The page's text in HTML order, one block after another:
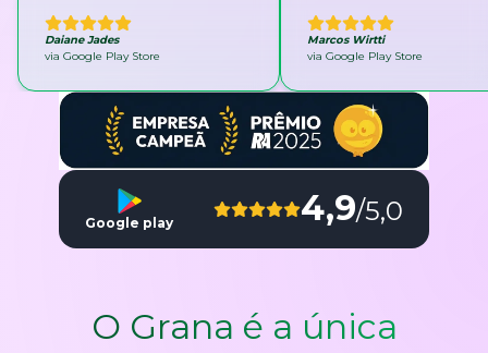
Daiane Jades
via Google Play Store
Marcos Wirtti
via Google Play Store
Google play 4,9/5,0
O Grana é a única